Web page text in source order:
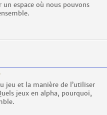
un espace où nous pouvons
jeu et la manière de l’utiliser
jeux en alpha, pourquoi,